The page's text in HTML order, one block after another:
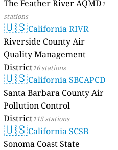
The Feather River AQMD1
stations
🇺🇸California RIVR
Riverside County Air
Quality Management
District16 stations
🇺🇸California SBCAPCD
Santa Barbara County Air
Pollution Control
District115 stations
🇺🇸California SCSB
Sonoma Coast State